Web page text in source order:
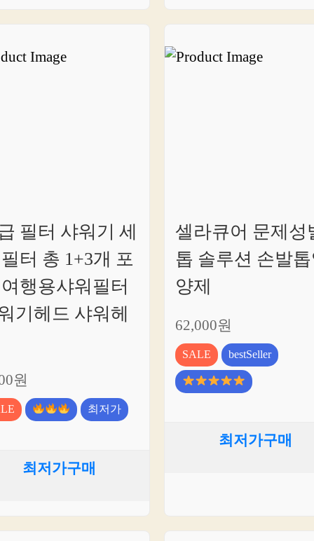
필터 샤워기 세
터 총 1+3개 포
행용샤워필터
기헤드 샤워헤
원
최저가
최저가구매
셀라큐어 문제성
톱 솔루션 손발
양제
62,000원
SALE bestSeller
최저가구매